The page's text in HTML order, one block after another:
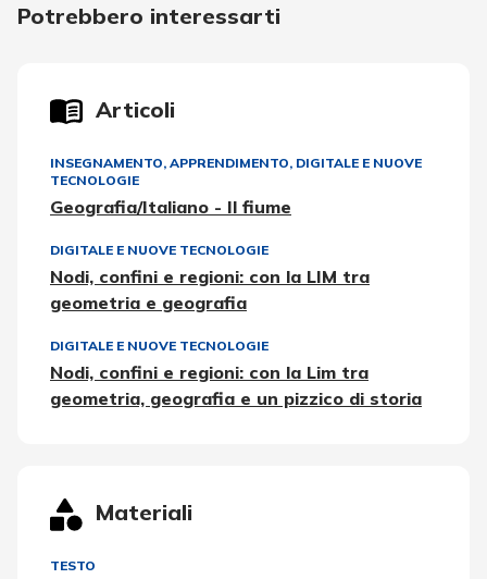
Potrebbero interessarti
Articoli
INSEGNAMENTO, APPRENDIMENTO, DIGITALE E NUOVE
TECNOLOGIE
Geografia/Italiano - Il fiume
DIGITALE E NUOVE TECNOLOGIE
Nodi, confini e regioni: con la LIM tra
geometria e geografia
DIGITALE E NUOVE TECNOLOGIE
Nodi, confini e regioni: con la Lim tra
geometria, geografia e un pizzico di storia
Materiali
TESTO